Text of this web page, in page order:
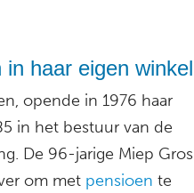
haar eigen winkel
opende in 1976 haar
in het bestuur van de
De 96-jarige Miep Gros
om met pensioen te